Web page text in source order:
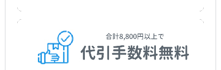
Hayashi，Ryuha
高野辰之
Takano，Tatsuyuki
ふしぎなポケット
Watanabe，Shigeru
たなばたさま
下総皖一
Shimofusa，Kanichi
作詞者：権藤花代／林 柳波
Gondo，Hanayo/Hayashi，Ryuha
よろこびのうた
作曲者：ベートーヴェン，ルートヴィヒ・ヴァン
Beethoven，Ludwig van
ミッキーマウス・マーチ
作曲者：ドッド，ジミー
Dodd，Jimmie